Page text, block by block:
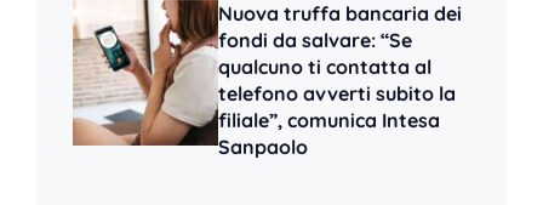
Nuova truffa bancaria dei
fondi da salvare: “Se
qualcuno ti contatta al
telefono avverti subito la
filiale”, comunica Intesa
Sanpaolo